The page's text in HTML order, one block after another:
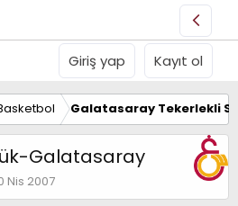
Giriş yap Kayıt ol
Galatasaray Tekerlekli
Galatasaray
Nis 2007